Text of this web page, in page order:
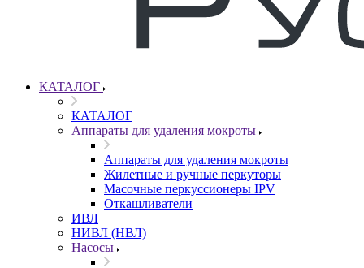
КАТАЛОГ
КАТАЛОГ
Аппараты для удаления мокроты
Аппараты для удаления мокроты
Жилетные и ручные перкуторы
Масочные перкуссионеры IPV
Откашливатели
ИВЛ
НИВЛ (НВЛ)
Насосы